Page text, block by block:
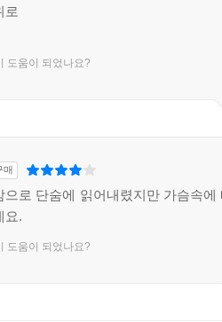
로
도움이 되었나요?
매
으로 단숨에 읽어내렸지만 가슴속에
요.
도움이 되었나요?